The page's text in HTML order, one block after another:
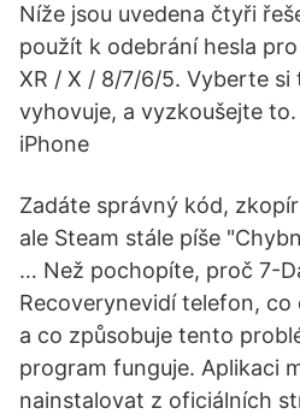
Níže jsou uvedena čtyři
použít k odebrání hesla pro
XR / X / 8/7/6/5. Vyberte si
vyhovuje, a vyzkoušejte
iPhone
Zadáte správný kód,
ale Steam stále píše
… Než pochopíte, proč 7-
Recoverynevidí telefon,
a co způsobuje tento
program funguje. Aplikaci
nainstalovat z oficiálních